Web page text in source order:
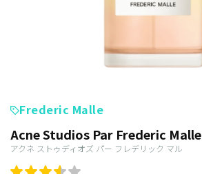
Frederic Malle
Acne Studios Par Frederic Malle
アクネ ストゥディオズ パー フレデリック マル